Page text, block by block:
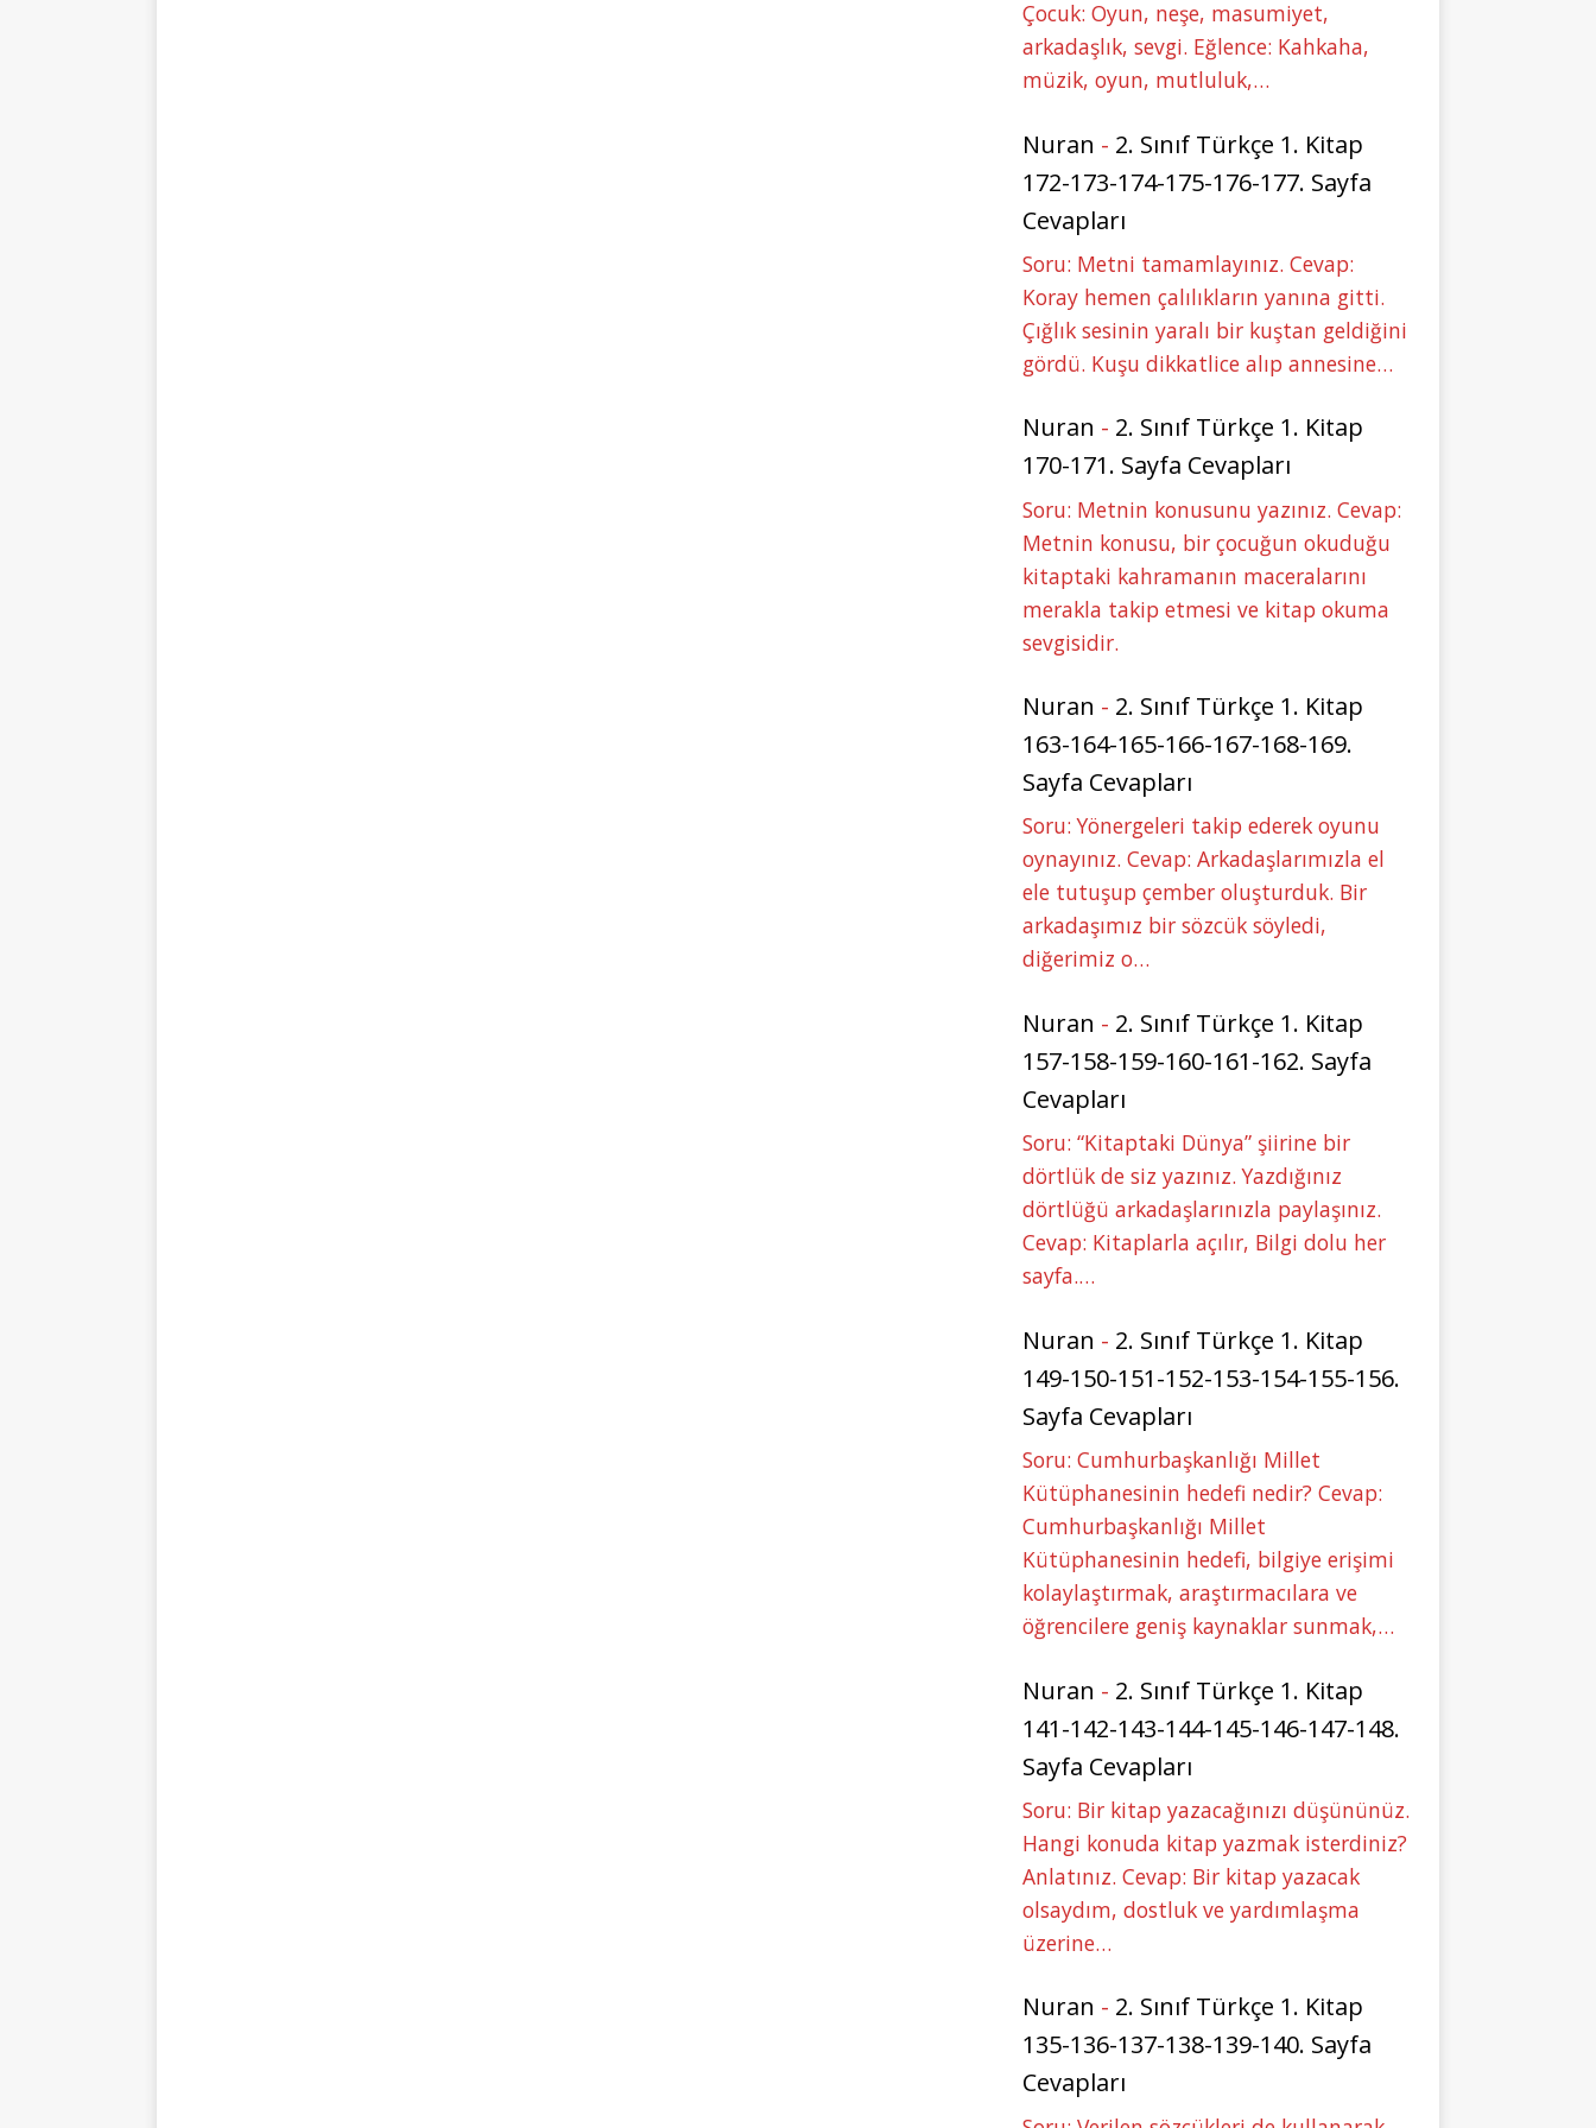
Çocuk: Oyun, neşe, masumiyet,
arkadaşlık, sevgi. Eğlence: Kahkaha,
müzik, oyun, mutluluk,…
Nuran - 2. Sınıf Türkçe 1. Kitap
172-173-174-175-176-177. Sayfa
Cevapları
Soru: Metni tamamlayınız. Cevap:
Koray hemen çalılıkların yanına gitti.
Çığlık sesinin yaralı bir kuştan geldiğini
gördü. Kuşu dikkatlice alıp annesine…
Nuran - 2. Sınıf Türkçe 1. Kitap
170-171. Sayfa Cevapları
Soru: Metnin konusunu yazınız. Cevap:
Metnin konusu, bir çocuğun okuduğu
kitaptaki kahramanın maceralarını
merakla takip etmesi ve kitap okuma
sevgisidir.
Nuran - 2. Sınıf Türkçe 1. Kitap
163-164-165-166-167-168-169.
Sayfa Cevapları
Soru: Yönergeleri takip ederek oyunu
oynayınız. Cevap: Arkadaşlarımızla el
ele tutuşup çember oluşturduk. Bir
arkadaşımız bir sözcük söyledi,
diğerimiz o…
Nuran - 2. Sınıf Türkçe 1. Kitap
157-158-159-160-161-162. Sayfa
Cevapları
Soru: “Kitaptaki Dünya” şiirine bir
dörtlük de siz yazınız. Yazdığınız
dörtlüğü arkadaşlarınızla paylaşınız.
Cevap: Kitaplarla açılır, Bilgi dolu her
sayfa.…
Nuran - 2. Sınıf Türkçe 1. Kitap
149-150-151-152-153-154-155-156.
Sayfa Cevapları
Soru: Cumhurbaşkanlığı Millet
Kütüphanesinin hedefi nedir? Cevap:
Cumhurbaşkanlığı Millet
Kütüphanesinin hedefi, bilgiye erişimi
kolaylaştırmak, araştırmacılara ve
öğrencilere geniş kaynaklar sunmak,…
Nuran - 2. Sınıf Türkçe 1. Kitap
141-142-143-144-145-146-147-148.
Sayfa Cevapları
Soru: Bir kitap yazacağınızı düşününüz.
Hangi konuda kitap yazmak isterdiniz?
Anlatınız. Cevap: Bir kitap yazacak
olsaydım, dostluk ve yardımlaşma
üzerine…
Nuran - 2. Sınıf Türkçe 1. Kitap
135-136-137-138-139-140. Sayfa
Cevapları